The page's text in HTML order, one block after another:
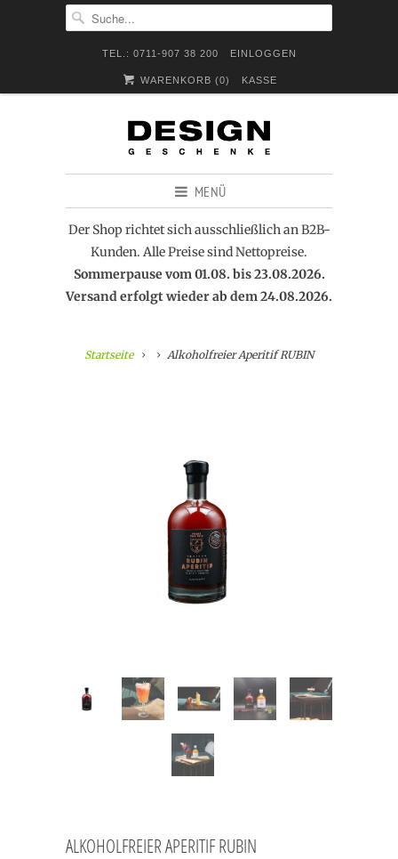
TEL.: 0711-907 38 200 EINLOGGEN
WARENKORB (0) KASSE
MENÜ
Der Shop richtet sich ausschließlich an B2B-
Kunden. Alle Preise sind Nettopreise.
Sommerpause vom 01.08. bis 23.08.2026.
Versand erfolgt wieder ab dem 24.08.2026.
Startseite Alkoholfreier Aperitif RUBIN
ALKOHOLFREIER APERITIF RUBIN